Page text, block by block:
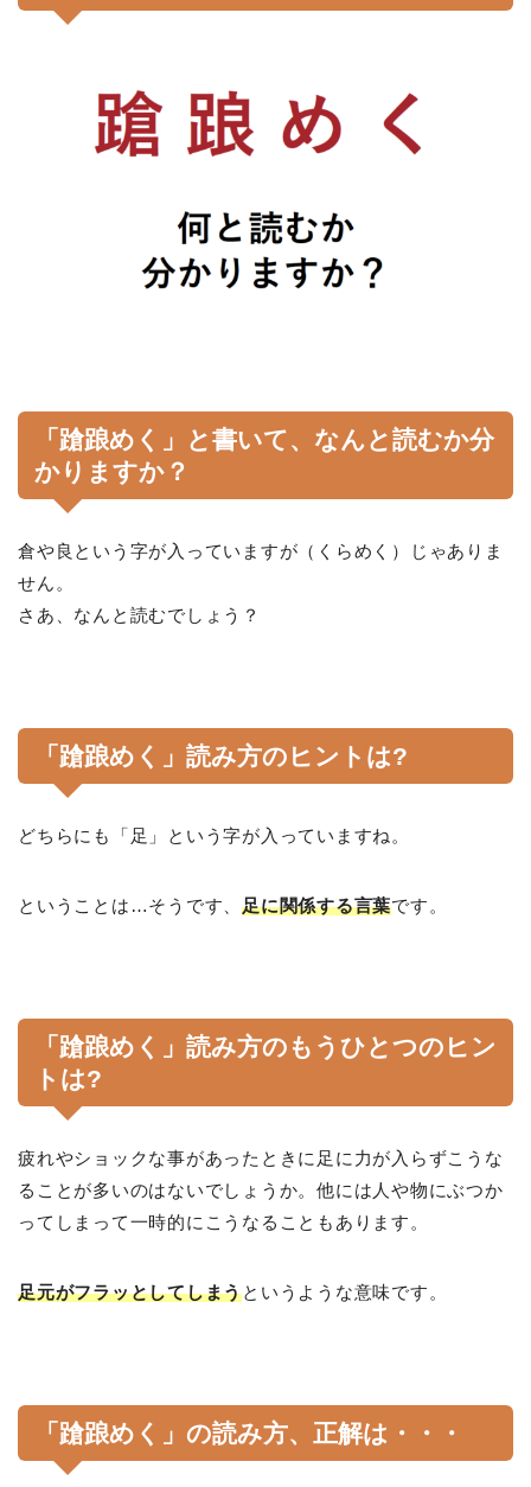
「蹌踉めく」と書いて、なんと読むか分
かりますか？
倉や良という字が入っていますが（くらめく）じゃありま
せん。
さあ、なんと読むでしょう？
「蹌踉めく」読み方のヒントは?
どちらにも「足」という字が入っていますね。
ということは…そうです、足に関係する言葉です。
「蹌踉めく」読み方のもうひとつのヒン
トは?
疲れやショックな事があったときに足に力が入らずこうな
ることが多いのはないでしょうか。他には人や物にぶつか
ってしまって一時的にこうなることもあります。
足元がフラッとしてしまうというような意味です。
「蹌踉めく」の読み方、正解は・・・